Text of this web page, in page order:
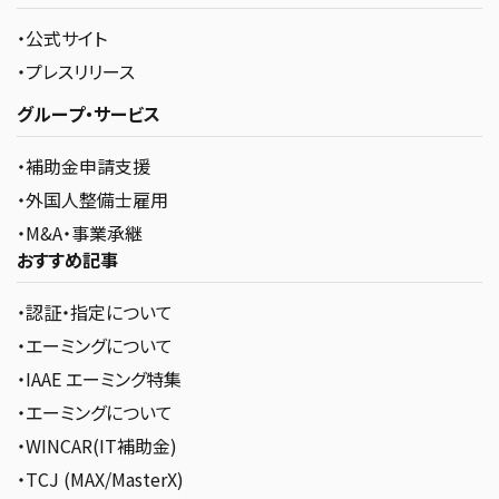
・公式サイト
・プレスリリース
グループ・サービス
・補助金申請支援
・外国人整備士雇用
・M&A・事業承継
おすすめ記事
・認証・指定について
・エーミングについて
・IAAE エーミング特集
・エーミングについて
・WINCAR(IT補助金)
・TCJ (MAX/MasterX)